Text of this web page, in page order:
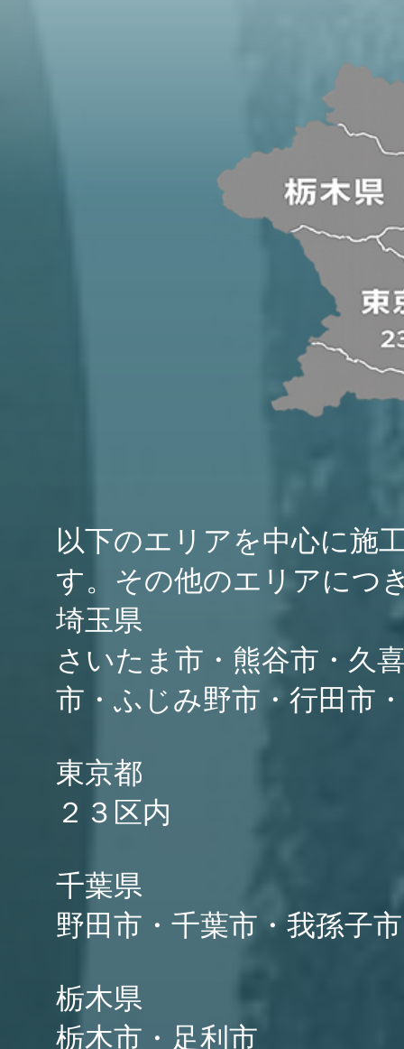
以下のエリアを中心に施
す。その他のエリアにつ
埼玉県
さいたま市・熊谷市・久
市・ふじみ野市・行田市
東京都
２３区内
千葉県
野田市・千葉市・我孫子市
栃木県
栃木市・足利市